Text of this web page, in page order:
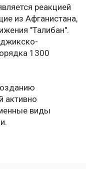
реакцией
из Афганистана,
"Талибан".
1300
активно
виды